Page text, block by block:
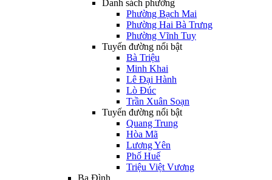
Danh sách phường
Phường Bạch Mai
Phường Hai Bà Trưng
Phường Vĩnh Tuy
Tuyến đường nổi bật
Bà Triệu
Minh Khai
Lê Đại Hành
Lò Đúc
Trần Xuân Soạn
Tuyến đường nổi bật
Quang Trung
Hòa Mã
Lương Yên
Phố Huế
Triệu Việt Vương
Ba Đình